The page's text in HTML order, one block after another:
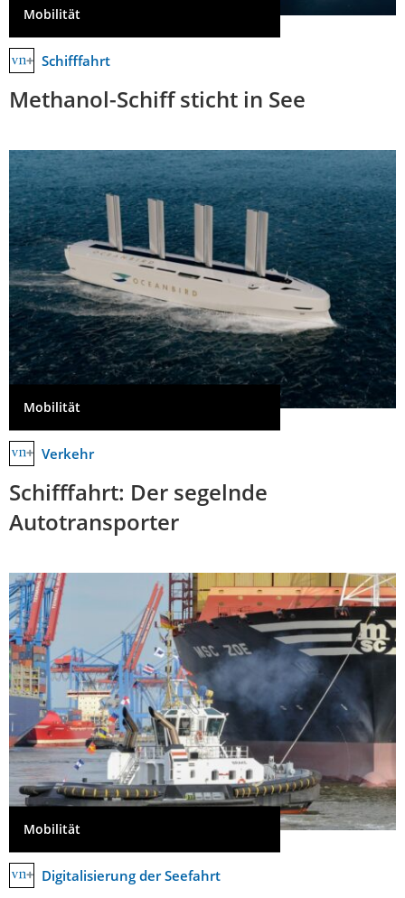
Mobilität
Schifffahrt
Methanol-Schiff sticht in See
Mobilität
Verkehr
Schifffahrt: Der segelnde
Autotransporter
Mobilität
Digitalisierung der Seefahrt